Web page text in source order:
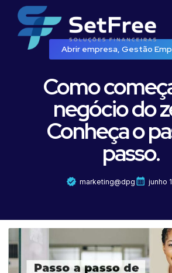
Abrir empresa, Gestão
Como
negócio do
Conheça o
passo.
marketing@dpg junho